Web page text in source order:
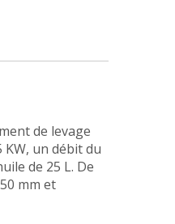
de levage
KW, un débit du
de 25 L. De
mm et